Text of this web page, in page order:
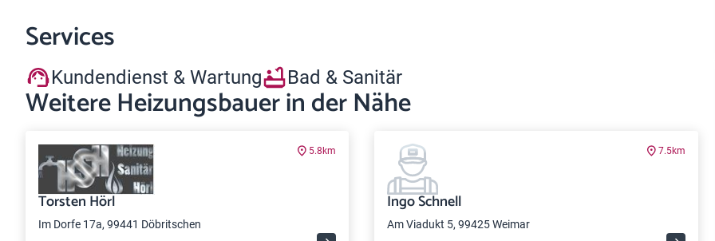
Services
Kundendienst & Wartung Bad & Sanitär
Weitere Heizungsbauer in der Nähe
5.8km
Torsten Hörl
Im Dorfe 17a, 99441 Döbritschen
7.5km
Ingo Schnell
Am Viadukt 5, 99425 Weimar